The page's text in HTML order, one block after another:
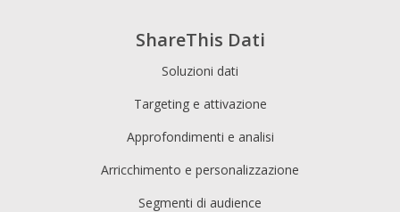
ShareThis Dati
Soluzioni dati
Targeting e attivazione
Approfondimenti e analisi
Arricchimento e personalizzazione
Segmenti di audience